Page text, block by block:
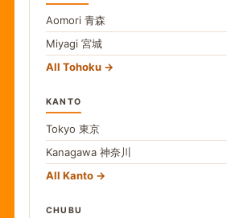
Aomori 青森
Miyagi 宮城
All Tohoku
KANTO
Tokyo 東京
Kanagawa 神奈川
All Kanto
CHUBU